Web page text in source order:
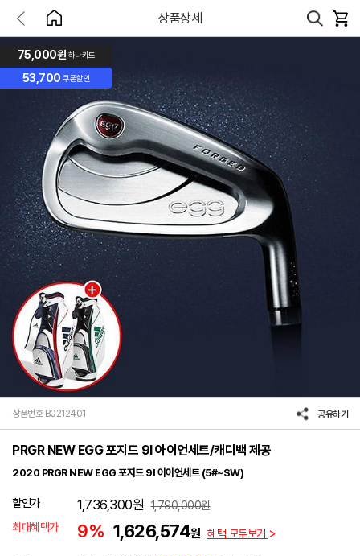
상품상세
75,000원 하나카드
53,700 쿠폰할인
상품번호 B0212401 공유하기
PRGR NEW EGG 포지드 9I 아이언세트/캐디백 제공
2020 PRGR NEW EGG 포지드 9I 아이언세트 (5#~SW)
할인가 1,736,300원 1,790,000원
최대혜택가
9% 1,626,574원 혜택 모두보기